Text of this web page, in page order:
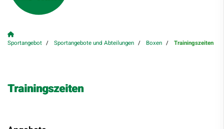
Sportangebot Sportangebote und Abteilungen Boxen Trainingszeiten
Trainingszeiten